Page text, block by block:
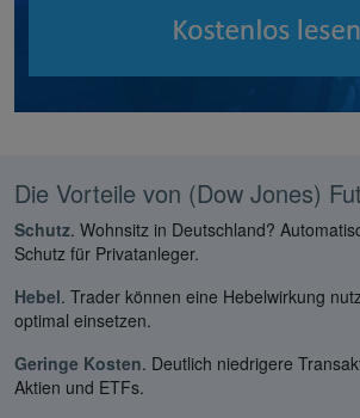
Die Vorteile von (Dow Jones)
Schutz. Wohnsitz in Deutschland?
Schutz für Privatanleger.
Hebel. Trader können eine Hebelwirkung
optimal einsetzen.
Geringe Kosten. Deutlich niedrigere
Aktien und ETFs.